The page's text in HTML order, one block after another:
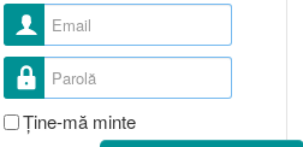
Nume utilizator
Parolă
Ţine-mă minte